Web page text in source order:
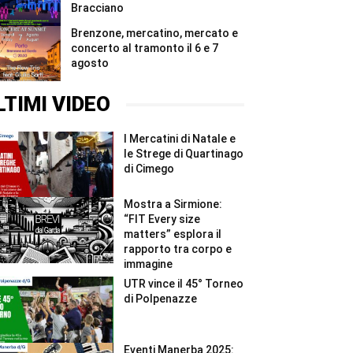
Bracciano
Brenzone, mercatino, mercato e
concerto al tramonto il 6 e 7
agosto
VIDEO
I Mercatini di Natale e
le Strege di Quartinago
di Cimego
Mostra a Sirmione:
“FIT Every size
matters” esplora il
rapporto tra corpo e
immagine
UTR vince il 45° Torneo
di Polpenazze
Eventi Manerba 2025: